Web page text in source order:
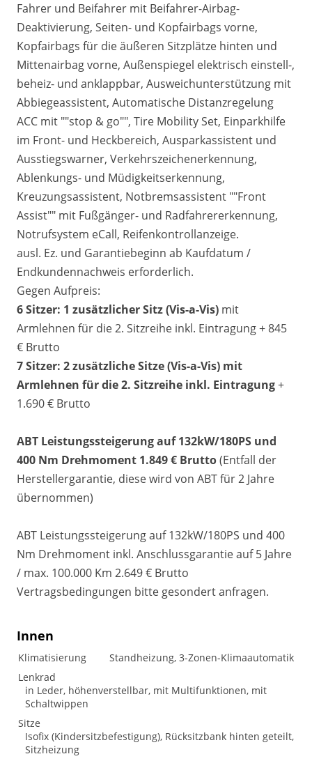
Fahrer und Beifahrer mit Beifahrer-Airbag-
Deaktivierung, Seiten- und Kopfairbags vorne,
Kopfairbags für die äußeren Sitzplätze hinten und
Mittenairbag vorne, Außenspiegel elektrisch einstell-,
beheiz- und anklappbar, Ausweichunterstützung mit
Abbiegeassistent, Automatische Distanzregelung
ACC mit ""stop & go"", Tire Mobility Set, Einparkhilfe
im Front- und Heckbereich, Ausparkassistent und
Ausstiegswarner, Verkehrszeichenerkennung,
Ablenkungs- und Müdigkeitserkennung,
Kreuzungsassistent, Notbremsassistent ""Front
Assist"" mit Fußgänger- und Radfahrererkennung,
Notrufsystem eCall, Reifenkontrollanzeige.
ausl. Ez. und Garantiebeginn ab Kaufdatum /
Endkundennachweis erforderlich.
Gegen Aufpreis:
6 Sitzer: 1 zusätzlicher Sitz (Vis-a-Vis) mit
Armlehnen für die 2. Sitzreihe inkl. Eintragung + 845
€ Brutto
7 Sitzer: 2 zusätzliche Sitze (Vis-a-Vis) mit
Armlehnen für die 2. Sitzreihe inkl. Eintragung+
1.690 € Brutto
ABT Leistungssteigerung auf 132kW/180PS und
400 Nm Drehmoment 1.849 € Brutto(Entfall der
Herstellergarantie, diese wird von ABT für 2 Jahre
übernommen)
ABT Leistungssteigerung auf 132kW/180PS und 400
Nm Drehmoment inkl. Anschlussgarantie auf 5 Jahre
/ max. 100.000 Km 2.649 € Brutto
Vertragsbedingungen bitte gesondert anfragen.
Innen
Klimatisierung
Standheizung, 3-Zonen-Klimaautomatik
Lenkrad
in Leder, höhenverstellbar, mit Multifunktionen, mit
Schaltwippen
Sitze
Isofix (Kindersitzbefestigung), Rücksitzbank hinten geteilt,
Sitzheizung